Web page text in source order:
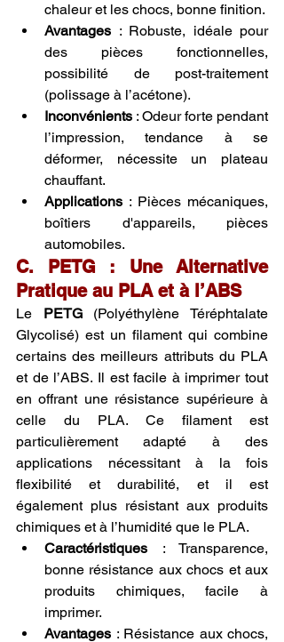
chaleur et les chocs, bonne finition.
Avantages : Robuste, idéale pour
des pièces fonctionnelles,
possibilité de post-traitement
(polissage à l’acétone).
Inconvénients : Odeur forte pendant
l’impression, tendance à se
déformer, nécessite un plateau
chauffant.
Applications : Pièces mécaniques,
boîtiers d'appareils, pièces
automobiles.
C. PETG : Une Alternative
Pratique au PLA et à l’ABS
Le PETG (Polyéthylène Téréphtalate
Glycolisé) est un filament qui combine
certains des meilleurs attributs du PLA
et de l’ABS. Il est facile à imprimer tout
en offrant une résistance supérieure à
celle du PLA. Ce filament est
particulièrement adapté à des
applications nécessitant à la fois
flexibilité et durabilité, et il est
également plus résistant aux produits
chimiques et à l’humidité que le PLA.
Caractéristiques : Transparence,
bonne résistance aux chocs et aux
produits chimiques, facile à
imprimer.
Avantages : Résistance aux chocs,